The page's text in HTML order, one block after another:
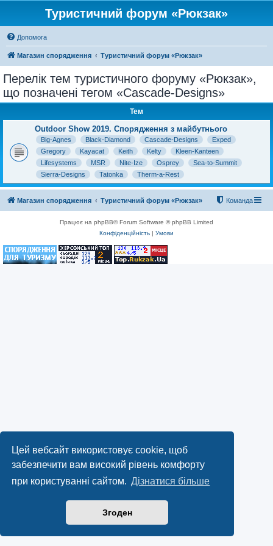
Цей вебсайт використовує cookie, щоб
забезпечити вам високий рівень комфорту
при користуванні сайтом. Дізнатися більше
Згоден
Туристичний форум «Рюкзак»
Допомога
Магазин спорядження Туристичний форум «Рюкзак»
Перелік тем туристичного форуму «Рюкзак»,
що позначені тегом «Cascade-Designs»
Тем
Outdoor Show 2019. Спорядження з майбутнього
Big-Agnes Black-Diamond Cascade-Designs
Exped
Gregory
Kayacat Keith Kelty
Kleen-Kanteen
Lifesystems
MSR Nite-Ize Osprey
Sea-to-Summit
Sierra-Designs
Tatonka Therm-a-Rest
Магазин спорядження Туристичний форум «Рюкзак» Команда
Працює на phpBB® Forum Software © phpBB Limited
Конфіденційність | Умови